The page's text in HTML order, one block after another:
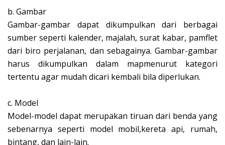
b. Gambar
Gambar-gambar dapat dikumpulkan dari berbagai
sumber seperti kalender, majalah, surat kabar, pamflet
dari biro perjalanan, dan sebagainya. Gambar-gambar
harus dikumpulkan dalam mapmenurut kategori
tertentu agar mudah dicari kembali bila diperlukan.
c. Model
Model-model dapat merupakan tiruan dari benda yang
sebenarnya seperti model mobil,kereta api, rumah,
bintang, dan lain-lain.